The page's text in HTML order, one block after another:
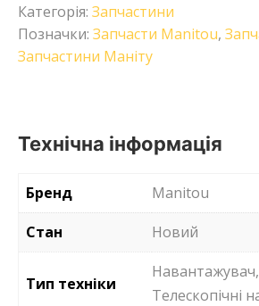
Категорія: Запчастини
Позначки: Запчасти Manitou,
Запчастини Маніту
Технічна інформація
Бренд
Manitou
Стан
Новий
Тип техніки
Телескопічні